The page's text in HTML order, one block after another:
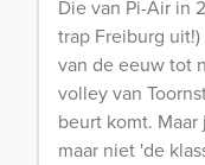
Die van Pi-Air in
trap Freiburg
van de eeuw tot
volley van
beurt komt.
maar niet 'de